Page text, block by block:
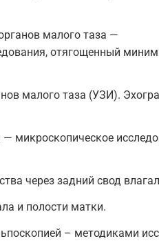
малого таза —
отягощенный
малого таза (УЗИ).
микроскопическое
через задний свод
и полости матки.
– методиками